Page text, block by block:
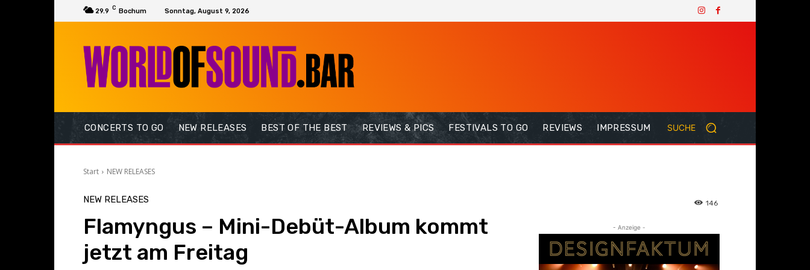
29.9 C Bochum Sonntag, August 9, 2026
CONCERTS TO GO NEW RELEASES BEST OF THE BEST REVIEWS & PICS FESTIVALS TO GO REVIEWS IMPRESSUM SUCHE
Start NEW RELEASES
NEW RELEASES
Flamyngus – Mini-Debüt-Album kommt
jetzt am Freitag
146
- Anzeige -